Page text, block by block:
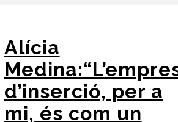
Alícia
d’inserció, per a
mi, és com un